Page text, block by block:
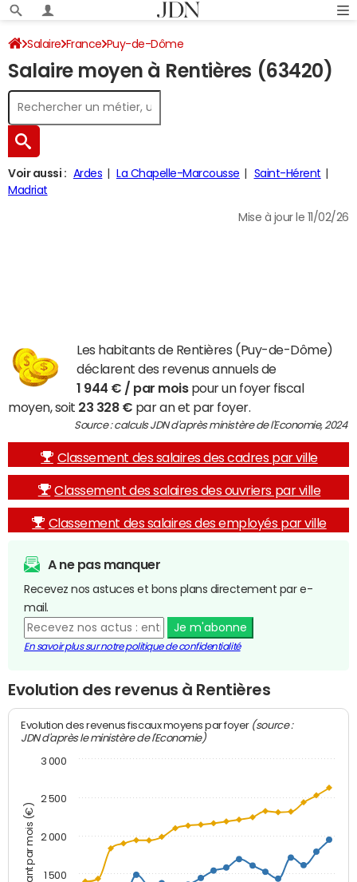
Salaire France Puy-de-Dôme
Salaire moyen à Rentières (63420)
Voir aussi : Ardes La Chapelle-Marcousse
Saint-Hérent
Madriat
Mise à jour le 11/02/26
Les habitants de Rentières (Puy-de-Dôme)
déclarent des revenus annuels de
1 944 € / par moispour un foyer fiscal
moyen, soit 23 328 € par an et par foyer.
Source : calculs JDN d'après ministère de l'Economie, 2024
Classement des salaires des cadres par ville
Classement des salaires des ouvriers par ville
Classement des salaires des employés par ville
A ne pas manquer
Recevez nos astuces et bons plans directement par e-
mail.
Je m'abonne
En savoir plus sur notre politique de confidentialité
Evolution des revenus à Rentières
Montant par mois (€)
Evolution des revenus fiscaux moyens par foyer (source :
JDN d'après le ministère de l'Economie)
1 500
2 000
2 500
3 000